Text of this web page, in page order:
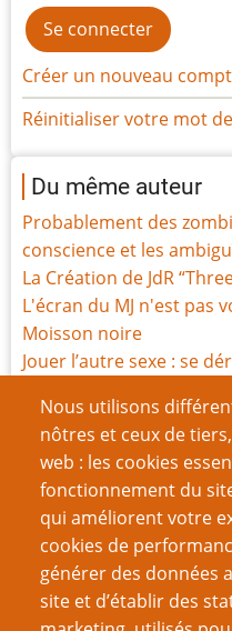
Nous utilisons
nôtres et ceux de
web : les cookies
fonctionnement du
qui améliorent votre
cookies de
générer des données
site et d’établir des
Créer un nouveau
Réinitialiser votre mot
Du même auteur
Probablement des
conscience et les
La Création de JdR
L'écran du MJ n'est pas
Moisson noire
Jouer l’autre sexe : se
Règles : quel est votre
Parlons du système
Comment j’écris mes
Les hantises du Dr
Pagination
Page
‹‹